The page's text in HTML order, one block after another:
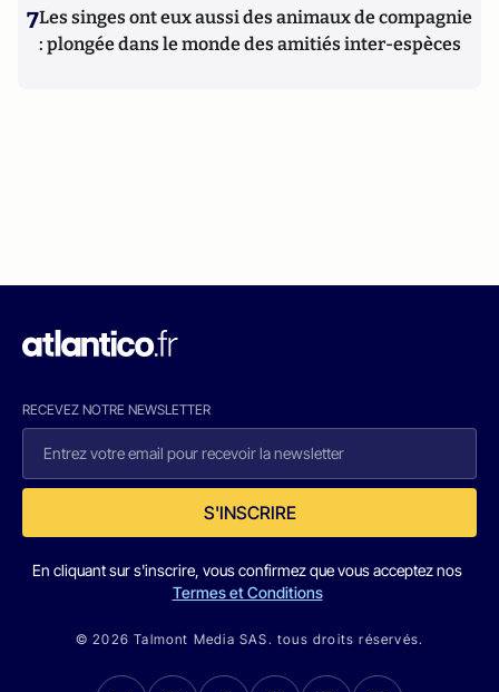
7Les singes ont eux aussi des animaux de compagnie
: plongée dans le monde des amitiés inter-espèces
RECEVEZ NOTRE NEWSLETTER
S'INSCRIRE
En cliquant sur s'inscrire, vous confirmez que vous acceptez nos
Termes et Conditions
© 2026 Talmont Media SAS. tous droits réservés.